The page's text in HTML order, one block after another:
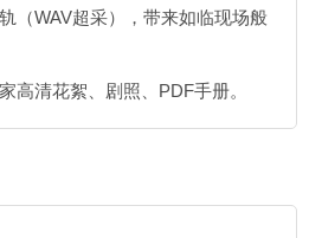
（WAV超采），带来如临现场般
高清花絮、剧照、PDF手册。